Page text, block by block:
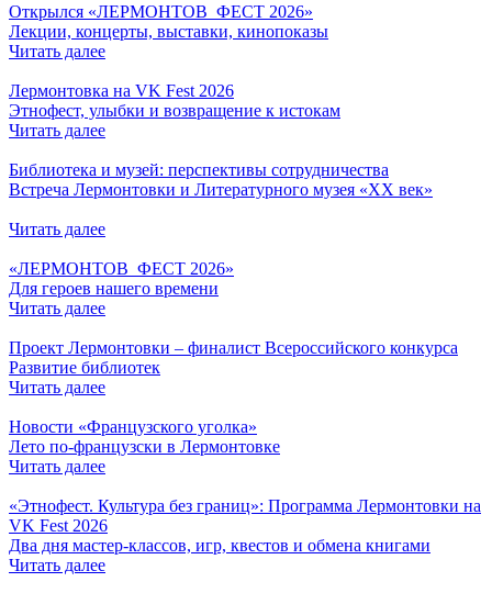
Открылся «ЛЕРМОНТОВ_ФЕСТ 2026»
Лекции, концерты, выставки, кинопоказы
Читать далее
Лермонтовка на VK Fest 2026
Этнофест, улыбки и возвращение к истокам
Читать далее
Библиотека и музей: перспективы сотрудничества
Встреча Лермонтовки и Литературного музея «XX век»
Читать далее
«ЛЕРМОНТОВ_ФЕСТ 2026»
Для героев нашего времени
Читать далее
Проект Лермонтовки – финалист Всероссийского конкурса
Развитие библиотек
Читать далее
Новости «Французского уголка»
Лето по-французски в Лермонтовке
Читать далее
«Этнофест. Культура без границ»: Программа Лермонтовки на
VK Fest 2026
Два дня мастер-классов, игр, квестов и обмена книгами
Читать далее